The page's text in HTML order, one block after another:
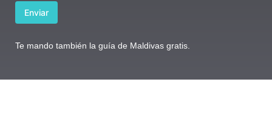
r
i
Enviar
Te mando también la guía de Maldivas gratis.